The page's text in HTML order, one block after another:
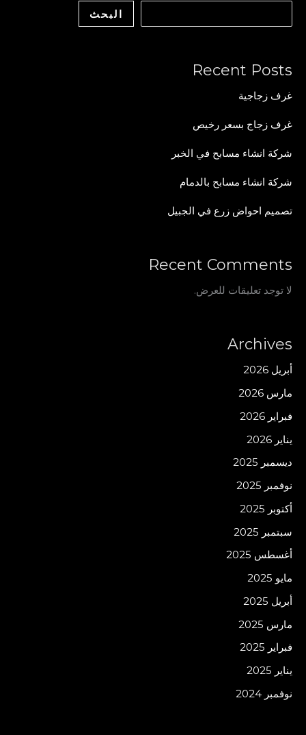
البحث
Recent Posts
غرف زجاجية
غرف زجاج بسعر رخيص
شركة انشاء مسابح في الخبر
شركة انشاء مسابح بالدمام
تصميم احواض زرع في الجبيل
Recent Comments
لا توجد تعليقات للعرض.
Archives
أبريل 2026
مارس 2026
فبراير 2026
يناير 2026
ديسمبر 2025
نوفمبر 2025
أكتوبر 2025
سبتمبر 2025
أغسطس 2025
مايو 2025
أبريل 2025
مارس 2025
فبراير 2025
يناير 2025
نوفمبر 2024